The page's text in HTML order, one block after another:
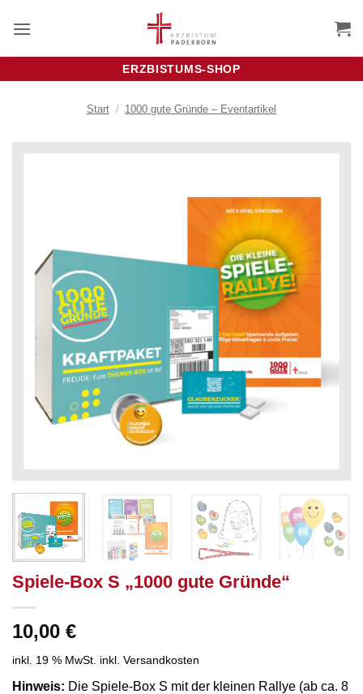
Inhalt
ERZBISTUMS-SHOP
Start / 1000 gute Gründe – Eventartikel
Spiele-Box S „1000 gute Gründe“
10,00 €
inkl. 19 % MwSt. inkl. Versandkosten
Hinweis: Die Spiele-Box S mit der kleinen Rallye (ab ca. 8